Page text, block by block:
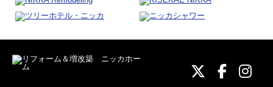
ニッカ
ニッニ